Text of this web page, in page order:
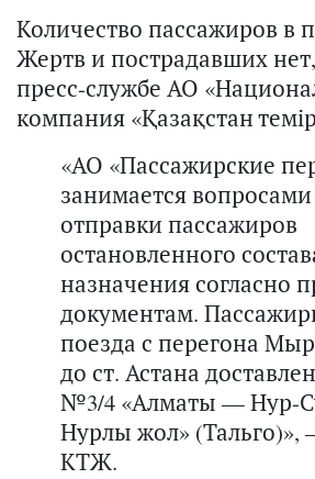
Количество пассажиров в
Жертв и пострадавших
пресс-службе АО
компания «Қазақстан
«АО «Пассажирские
занимается
отправки пассажиров
остановленного
назначения согласно
документам.
поезда с перегона
до ст. Астана
№3/4 «Алматы — Нур-
Нурлы жол»
КТЖ.